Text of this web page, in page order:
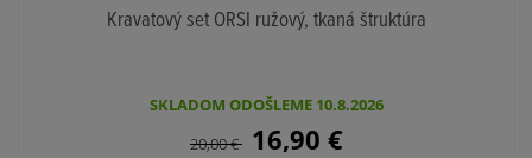
Kravatový set ORSI ružový, tkaná štruktúra
SKLADOM ODOŠLEME 10.8.2026
20,00€ 16,90 €